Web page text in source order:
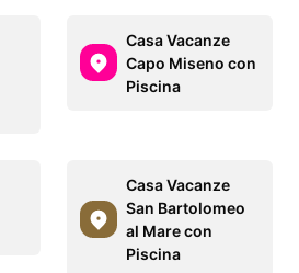
Casa Vacanze
Capo Miseno con
Piscina
Casa Vacanze
San Bartolomeo
al Mare con
Piscina